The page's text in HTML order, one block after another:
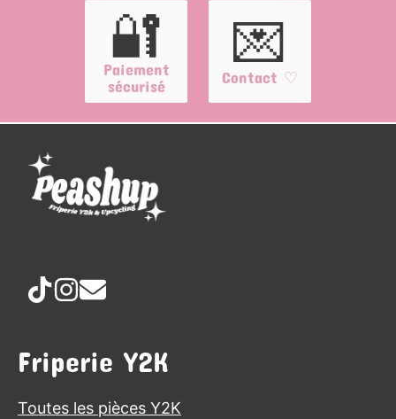
🔐
Paiement
sécurisé
💌
Contact ♡
Friperie Y2K
Toutes les pièces Y2K